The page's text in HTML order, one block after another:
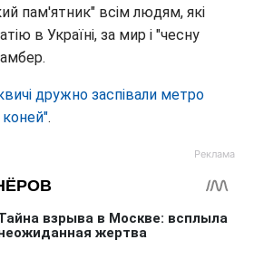
пам'ятник" всім людям, які
в Україні, за мир і "чесну
дружно заспівали метро
коней".